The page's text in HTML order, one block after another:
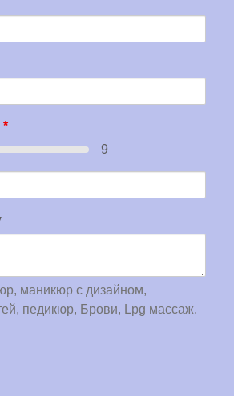
*
9
маникюр с дизайном,
педикюр, Брови, Lpg массаж.